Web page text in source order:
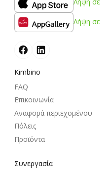
Λήψη σε
Kimbino
FAQ
Επικοινωνία
Αναφορά περιεχομένου
Πόλεις
Προϊόντα
Συνεργασία